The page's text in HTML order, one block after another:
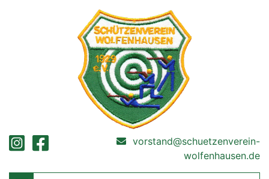
vorstand@schuetzenverein-
wolfenhausen.de